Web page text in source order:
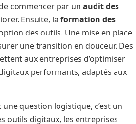
commencer par un audit des
Ensuite, la formation des
des outils. Une mise en place
une transition en douceur. Des
aux entreprises d’optimiser
performants, adaptés aux
question logistique, c’est un
outils digitaux, les entreprises